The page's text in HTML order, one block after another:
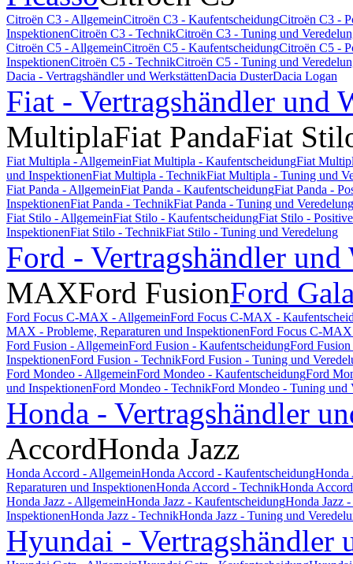
Citroën C3 - AllgemeinCitroën C3 - KaufentscheidungCitroën C3 -
InspektionenCitroën C3 - TechnikCitroën C3 - Tuning und
Citroën C5 - AllgemeinCitroën C5 - KaufentscheidungCitroën C5 -
InspektionenCitroën C5 - TechnikCitroën C5 - Tuning und
Dacia - Vertragshändler und WerkstättenDacia DusterDacia Logan
Fiat - Vertragshändler und
MultiplaFiat PandaFiat
Fiat Multipla - AllgemeinFiat Multipla - KaufentscheidungFiat
und InspektionenFiat Multipla - TechnikFiat Multipla - Tuning und
Fiat Panda - AllgemeinFiat Panda - KaufentscheidungFiat Panda -
InspektionenFiat Panda - TechnikFiat Panda - Tuning und Veredelung
Fiat Stilo - AllgemeinFiat Stilo - KaufentscheidungFiat Stilo -
InspektionenFiat Stilo - TechnikFiat Stilo - Tuning und Veredelung
Ford - Vertragshändler und
MAXFord FusionFord
Ford Focus C-MAX - AllgemeinFord Focus C-MAX -
MAX - Probleme, Reparaturen und InspektionenFord Focus C-
Ford Fusion - AllgemeinFord Fusion - KaufentscheidungFord
InspektionenFord Fusion - TechnikFord Fusion - Tuning und
Ford Mondeo - AllgemeinFord Mondeo - KaufentscheidungFord
und InspektionenFord Mondeo - TechnikFord Mondeo - Tuning und
Honda - Vertragshändler
AccordHonda Jazz
Honda Accord - AllgemeinHonda Accord - KaufentscheidungHonda
Reparaturen und InspektionenHonda Accord - TechnikHonda
Honda Jazz - AllgemeinHonda Jazz - KaufentscheidungHonda Jazz
InspektionenHonda Jazz - TechnikHonda Jazz - Tuning und
Hyundai - Vertragshändler